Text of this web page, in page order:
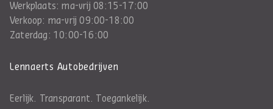
Werkplaats: ma-vrij 08:15-17:00
Verkoop: ma-vrij 09:00-18:00
Zaterdag: 10:00-16:00
Lennaerts Autobedrijven
Eerlijk. Transparant. Toegankelijk.